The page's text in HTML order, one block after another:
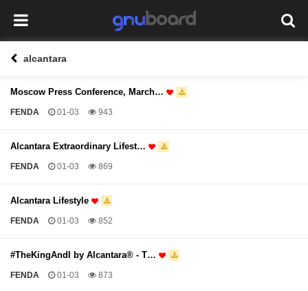
alcantara
Moscow Press Conference, March…
FENDA 01-03 943
Alcantara Extraordinary Lifest…
FENDA 01-03 869
Alcantara Lifestyle
FENDA 01-03 852
#TheKingAndI by Alcantara® - T…
FENDA 01-03 873